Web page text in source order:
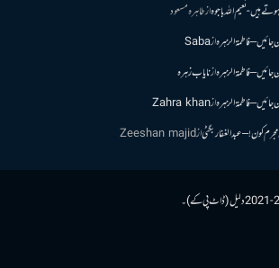
ہیں- نعیم اللہ باجوہازطاہرہ مسعود
– فاطمۃالزہرہازSaba
– فاطمۃالزہرہازنایاب زہرہ
– فاطمۃالزہرہازZahra khan
کون! – عبدالغفار بگٹیازZeeshan majid